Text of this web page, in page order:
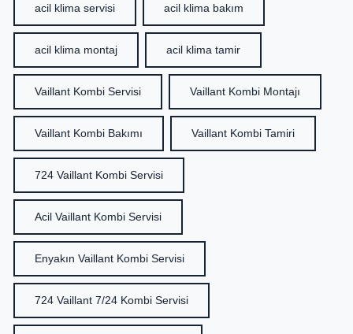
acil klima servisi acil klima bakım
acil klima montaj acil klima tamir
Vaillant Kombi Servisi Vaillant Kombi Montajı
Vaillant Kombi Bakımı Vaillant Kombi Tamiri
724 Vaillant Kombi Servisi
Acil Vaillant Kombi Servisi
Enyakın Vaillant Kombi Servisi
724 Vaillant 7/24 Kombi Servisi